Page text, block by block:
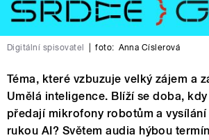
Digitální spisovatel foto: Anna Císlerová
Téma, které vzbuzuje velký zájem a
Umělá inteligence. Blíží se doba,
předají mikrofony robotům a vysílání
rukou AI? Světem audia hýbou